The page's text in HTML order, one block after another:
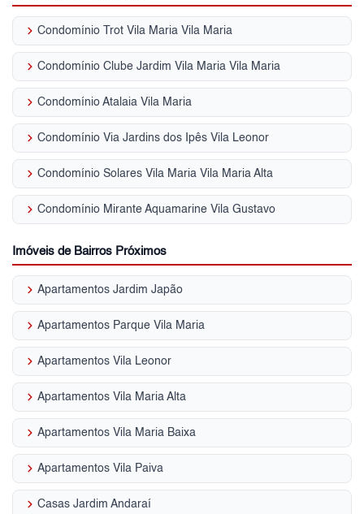
keyboard_arrow_right Condomínio Trot Vila Maria Vila Maria
keyboard_arrow_right Condomínio Clube Jardim Vila Maria Vila Maria
keyboard_arrow_right Condomínio Atalaia Vila Maria
keyboard_arrow_right Condomínio Via Jardins dos Ipês Vila Leonor
keyboard_arrow_right Condomínio Solares Vila Maria Vila Maria Alta
keyboard_arrow_right Condomínio Mirante Aquamarine Vila Gustavo
Imóveis de Bairros Próximos
keyboard_arrow_right Apartamentos Jardim Japão
keyboard_arrow_right Apartamentos Parque Vila Maria
keyboard_arrow_right Apartamentos Vila Leonor
keyboard_arrow_right Apartamentos Vila Maria Alta
keyboard_arrow_right Apartamentos Vila Maria Baixa
keyboard_arrow_right Apartamentos Vila Paiva
keyboard_arrow_right Casas Jardim Andaraí